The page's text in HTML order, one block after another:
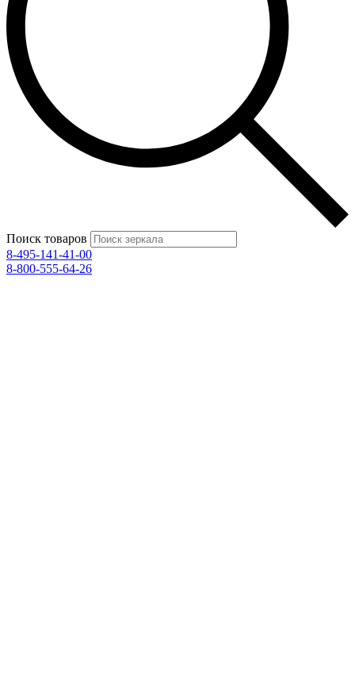
Поиск товаров
8-495-141-41-00
8-800-555-64-26